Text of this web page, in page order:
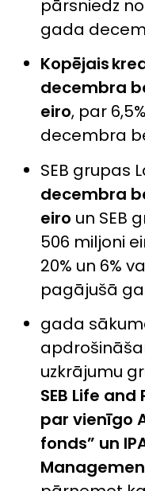
pārsniedz
gada
Kopējais
decembra
eiro, par
decembra
SEB grupas
decembra
eiro un SEB
506 miljoni
20% un 6%
pagājušā
gada
uzkrājumu
SEB Life
par vienīgo
fonds” un